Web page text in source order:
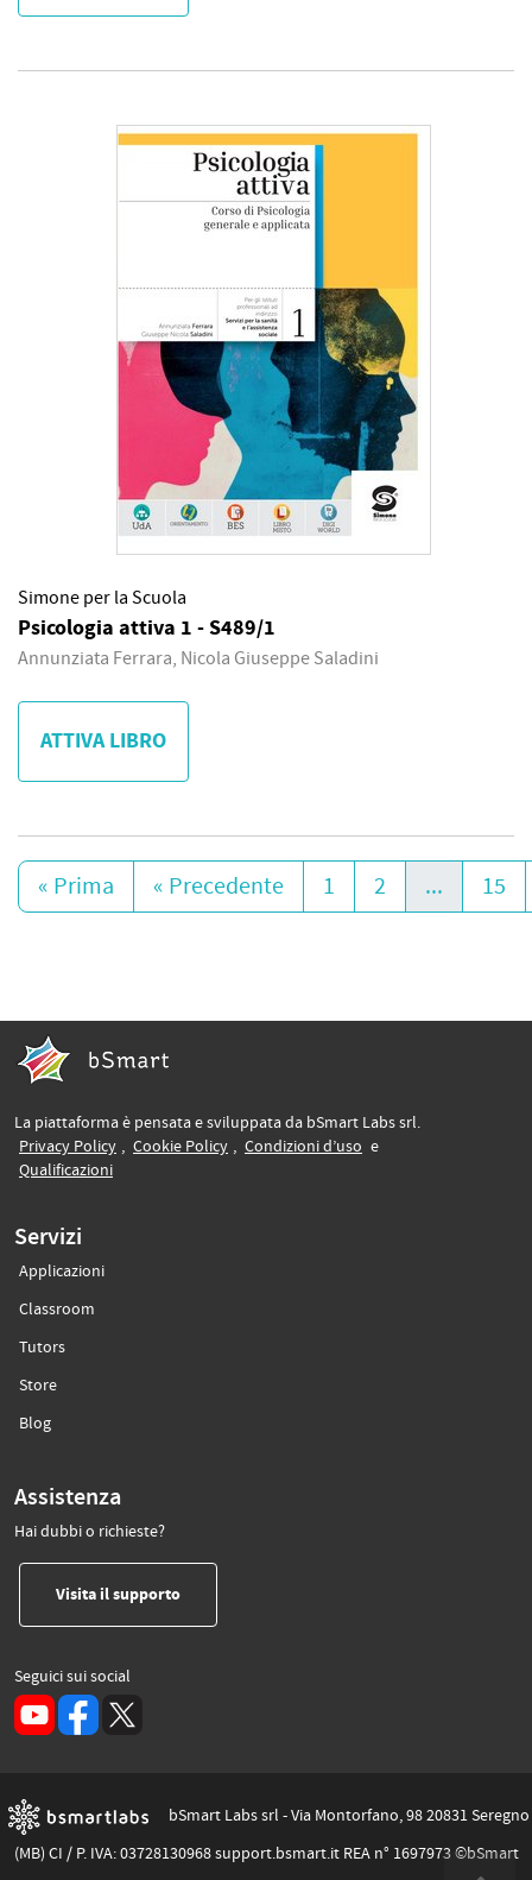
Simone per la Scuola
Psicologia attiva 1 - S489/1
Annunziata Ferrara, Nicola Giuseppe Saladini
ATTIVA LIBRO
« Prima « Precedente 1 2 ... 15
La piattaforma è pensata e sviluppata da bSmart Labs srl.
Privacy Policy(si apre in un’altra scheda)
, Cookie Policy(si apre in un’altra scheda)
, Condizioni d’uso (si apre in un’altra
e
Qualificazioni(si apre in un’altra scheda)
Servizi
Applicazioni
Classroom
Tutors(si apre in un’altra scheda)
Store(si apre in un’altra scheda)
Blog(si apre in un’altra scheda)
Assistenza
Hai dubbi o richieste?
Visita il supporto(si apre in un’altra scheda)
Seguici sui social
(si apre in un’altra scheda)
bSmart Labs srl - Via Montorfano, 98 20831 Seregno
(MB) CI / P. IVA: 03728130968 support.bsmart.it REA n° 1697973 ©bSmart